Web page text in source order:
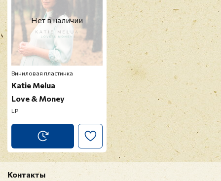
Нет в наличии
Виниловая пластинка
Katie Melua
Love & Money
LP
Контакты